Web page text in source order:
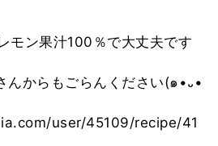
モン果汁100％で大丈夫です
んからもごらんください(๑•᎑•
user/45109/recipe/41